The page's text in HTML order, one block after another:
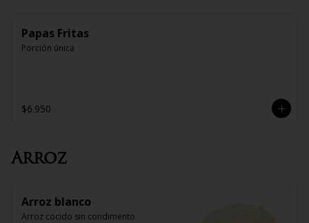
Papas Fritas
Porción única
$6.950
Arroz
Arroz blanco
Arroz cocido sin condimento